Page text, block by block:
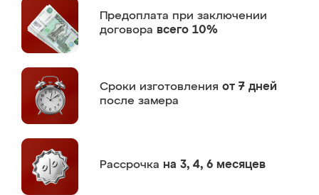
Предоплата при заключении
договора всего 10%
Сроки изготовления от 7 дней
после замера
Рассрочка на 3, 4, 6 месяцев